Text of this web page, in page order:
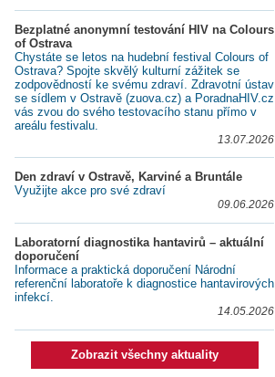
Bezplatné anonymní testování HIV na Colours
of Ostrava
Chystáte se letos na hudební festival Colours of
Ostrava? Spojte skvělý kulturní zážitek se
zodpovědností ke svému zdraví. Zdravotní ústav
se sídlem v Ostravě (zuova.cz) a PoradnaHIV.cz
vás zvou do svého testovacího stanu přímo v
areálu festivalu.
13.07.2026
Den zdraví v Ostravě, Karviné a Bruntále
Využijte akce pro své zdraví
09.06.2026
Laboratorní diagnostika hantavirů – aktuální
doporučení
Informace a praktická doporučení Národní
referenční laboratoře k diagnostice hantavirových
infekcí.
14.05.2026
Zobrazit všechny aktuality